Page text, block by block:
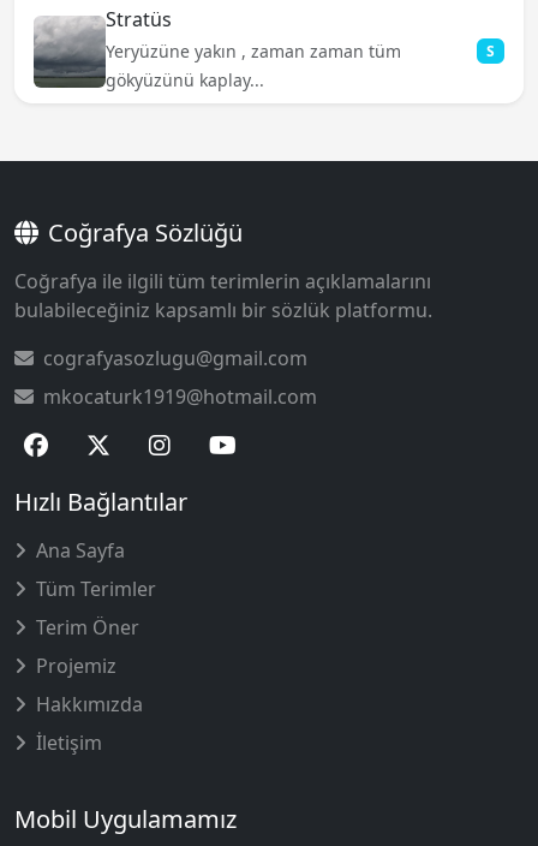
Stratüs
Yeryüzüne yakın , zaman zaman tüm
gökyüzünü kaplay...
S
Coğrafya Sözlüğü
Coğrafya ile ilgili tüm terimlerin açıklamalarını
bulabileceğiniz kapsamlı bir sözlük platformu.
cografyasozlugu@gmail.com
mkocaturk1919@hotmail.com
Hızlı Bağlantılar
Ana Sayfa
Tüm Terimler
Terim Öner
Projemiz
Hakkımızda
İletişim
Mobil Uygulamamız